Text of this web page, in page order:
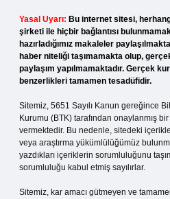
Yasal Uyarı: Bu internet sitesi,
şirketi ile hiçbir bağlantısı
hazırladığımız makaleler
haber niteliği taşımamakta olup,
paylaşım yapılmamaktadır. Gerçek
benzerlikleri tamamen tesadüfidir.
Sitemiz, 5651 Sayılı Kanun gereğince
Kurumu (BTK) tarafından onaylanmış
vermektedir. Bu nedenle, sitedeki
veya araştırma yükümlülüğümüz
yazdıkları içeriklerin sorumluluğunu
sorumluluğu kabul etmiş sayılırlar.
Sitemiz, kar amacı gütmeyen ve